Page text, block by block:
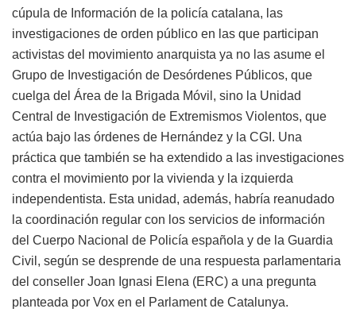
cúpula de Información de la policía catalana, las
investigaciones de orden público en las que participan
activistas del movimiento anarquista ya no las asume el
Grupo de Investigación de Desórdenes Públicos, que
cuelga del Área de la Brigada Móvil, sino la Unidad
Central de Investigación de Extremismos Violentos, que
actúa bajo las órdenes de Hernández y la CGI. Una
práctica que también se ha extendido a las investigaciones
contra el movimiento por la vivienda y la izquierda
independentista. Esta unidad, además, habría reanudado
la coordinación regular con los servicios de información
del Cuerpo Nacional de Policía española y de la Guardia
Civil, según se desprende de una respuesta parlamentaria
del conseller Joan Ignasi Elena (ERC) a una pregunta
planteada por Vox en el Parlament de Catalunya.